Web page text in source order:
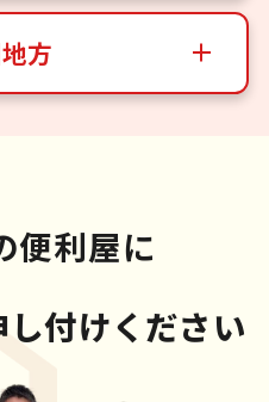
方
便利屋に
し付けください